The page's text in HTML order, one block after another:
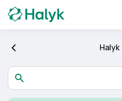
Halyk